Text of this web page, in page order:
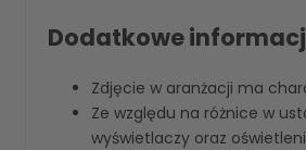
Dodatkowe
Zdjęcie w aranżacji ma
Ze względu na różnice w
wyświetlaczy oraz